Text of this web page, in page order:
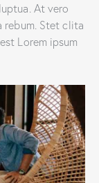
At vero
rebum. Stet clita
Lorem ipsum